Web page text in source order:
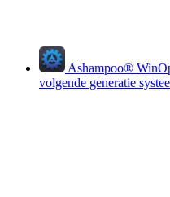
Ashampoo®
volgende generatie